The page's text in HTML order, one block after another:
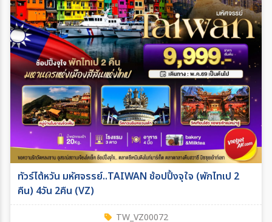
ทัวร์ไต้หวัน มหัศจรรย์..TAIWAN ช้อปปิ้งจุใจ (พักไทเป 2
คืน) 4วัน 2คืน (VZ)
TW_VZ00072